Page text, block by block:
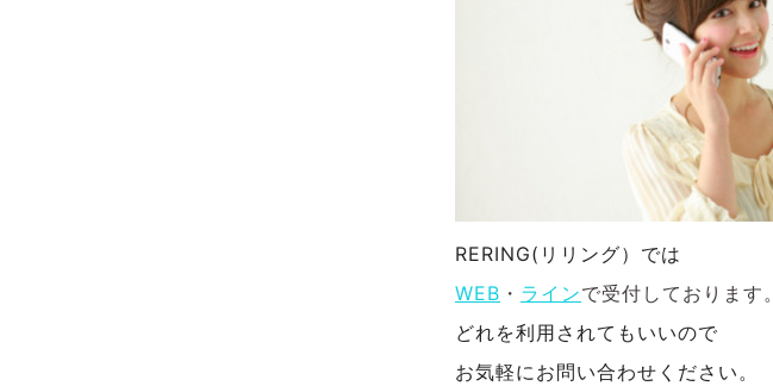
RERING(リリング）では
WEB ・ ラインで受付しております。
どれを利用されてもいいので
お気軽にお問い合わせください。